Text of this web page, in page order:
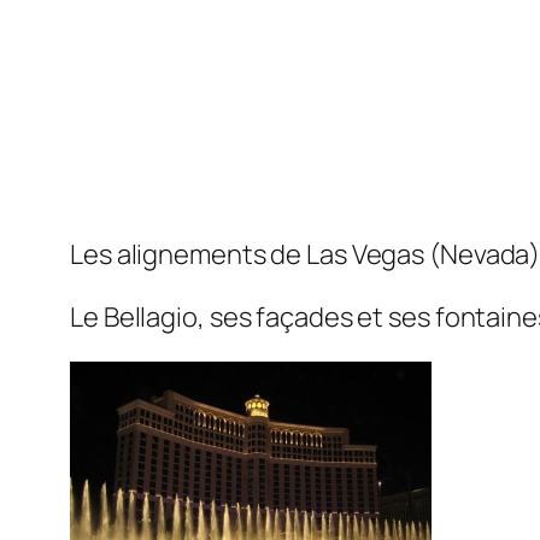
Les alignements de Las Vegas (Nevada)
Le Bellagio, ses façades et ses